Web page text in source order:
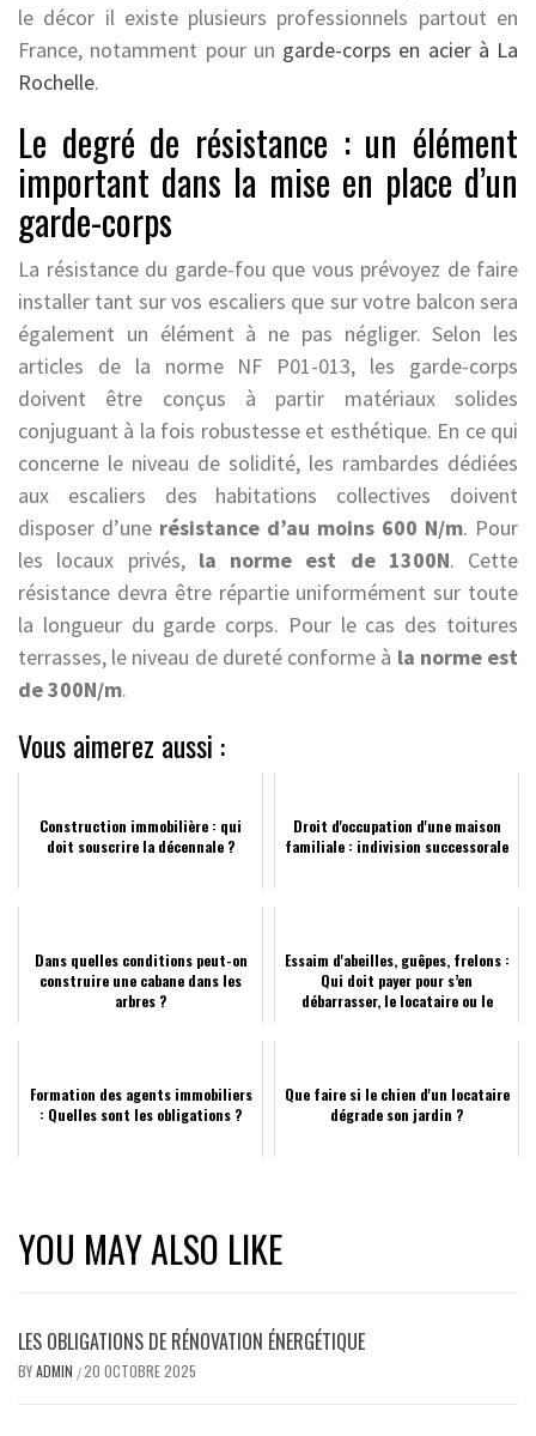
le décor il existe plusieurs professionnels partout en
France, notamment pour un garde-corps en acier à La
Rochelle.
Le degré de résistance : un élément
important dans la mise en place d’un
garde-corps
La résistance du garde-fou que vous prévoyez de faire
installer tant sur vos escaliers que sur votre balcon sera
également un élément à ne pas négliger. Selon les
articles de la norme NF P01-013, les garde-corps
doivent être conçus à partir matériaux solides
conjuguant à la fois robustesse et esthétique. En ce qui
concerne le niveau de solidité, les rambardes dédiées
aux escaliers des habitations collectives doivent
disposer d’une résistance d’au moins 600 N/m. Pour
les locaux privés, la norme est de 1300N. Cette
résistance devra être répartie uniformément sur toute
la longueur du garde corps. Pour le cas des toitures
terrasses, le niveau de dureté conforme à la norme est
de 300N/m.
Vous aimerez aussi :
Construction immobilière : qui
doit souscrire la décennale ?
Droit d'occupation d'une maison
familiale : indivision successorale
Dans quelles conditions peut-on
construire une cabane dans les
arbres ?
Essaim d'abeilles, guêpes, frelons :
Qui doit payer pour s’en
débarrasser, le locataire ou le
Formation des agents immobiliers
: Quelles sont les obligations ?
Que faire si le chien d'un locataire
dégrade son jardin ?
YOU MAY ALSO LIKE
LES OBLIGATIONS DE RÉNOVATION ÉNERGÉTIQUE
BYADMIN /20 OCTOBRE 2025